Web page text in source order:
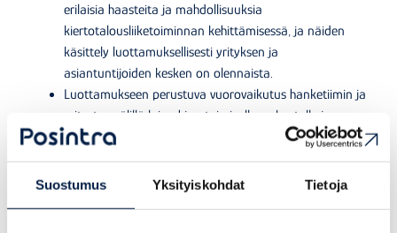
Suostumus Yksityiskohdat Tietoja
erilaisia haasteita ja mahdollisuuksia
kiertotalousliiketoiminnan kehittämisessä, ja näiden
käsittely luottamuksellisesti yrityksen ja
asiantuntijoiden kesken on olennaista.
Luottamukseen perustuva vuorovaikutus hanketiimin ja
yritysten välillä loi pohjan toimivalle verkostolle ja
yhteistyölle. Avoin keskustelu, yhdessä oppiminen ja
kiertotalousajattelun juurtumista osaksi yritysten